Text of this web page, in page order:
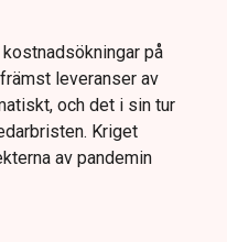
på
leveranser av
och det i sin tur
Kriget
av pandemin